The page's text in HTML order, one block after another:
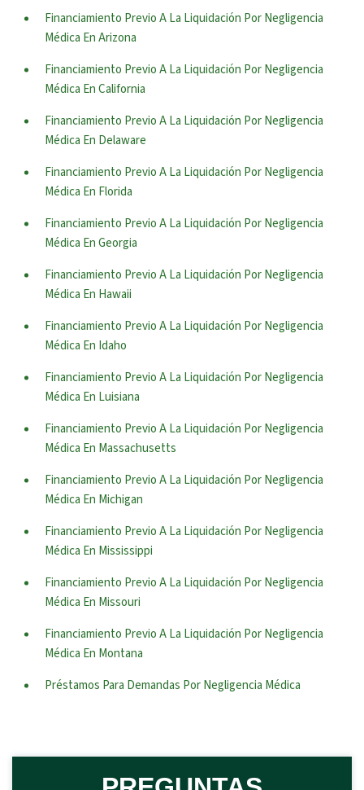
Financiamiento Previo A La Liquidación Por Negligencia
Médica En Arizona
Financiamiento Previo A La Liquidación Por Negligencia
Médica En California
Financiamiento Previo A La Liquidación Por Negligencia
Médica En Delaware
Financiamiento Previo A La Liquidación Por Negligencia
Médica En Florida
Financiamiento Previo A La Liquidación Por Negligencia
Médica En Georgia
Financiamiento Previo A La Liquidación Por Negligencia
Médica En Hawaii
Financiamiento Previo A La Liquidación Por Negligencia
Médica En Idaho
Financiamiento Previo A La Liquidación Por Negligencia
Médica En Luisiana
Financiamiento Previo A La Liquidación Por Negligencia
Médica En Massachusetts
Financiamiento Previo A La Liquidación Por Negligencia
Médica En Michigan
Financiamiento Previo A La Liquidación Por Negligencia
Médica En Mississippi
Financiamiento Previo A La Liquidación Por Negligencia
Médica En Missouri
Financiamiento Previo A La Liquidación Por Negligencia
Médica En Montana
Préstamos Para Demandas Por Negligencia Médica